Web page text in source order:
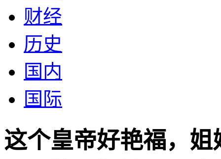
财经
历史
国内
国际
这个皇帝好艳福，